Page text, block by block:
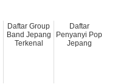
Daftar Group
Band Jepang
Terkenal
Daftar
Penyanyi Pop
Jepang